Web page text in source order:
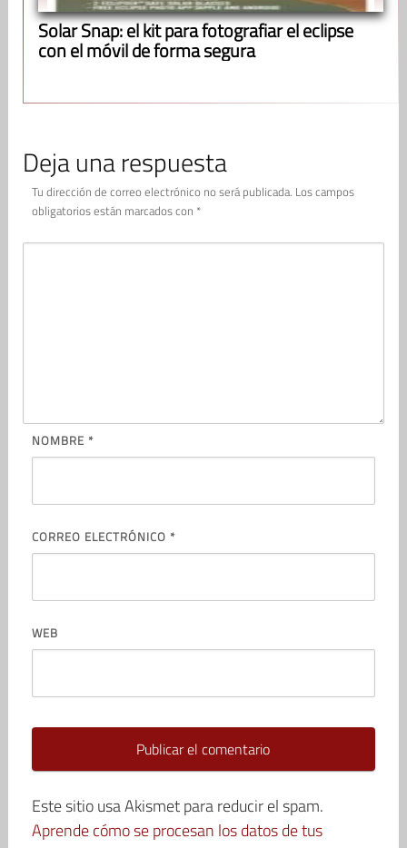
Solar Snap: el kit para fotografiar el eclipse
con el móvil de forma segura
Deja una respuesta
Tu dirección de correo electrónico no será publicada. Los campos
obligatorios están marcados con *
NOMBRE *
CORREO ELECTRÓNICO *
WEB
Este sitio usa Akismet para reducir el spam.
Aprende cómo se procesan los datos de tus